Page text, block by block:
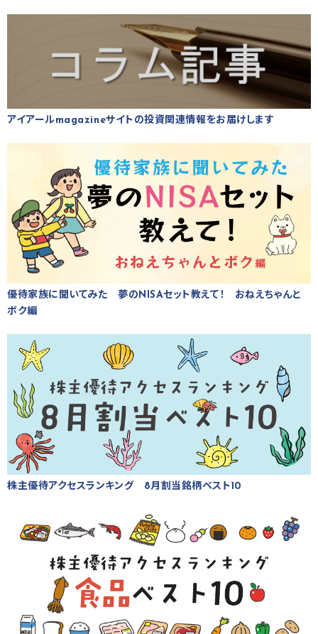
アイアールmagazineサイトの投資関連情報をお届けします
優待家族に聞いてみた 夢のNISAセット教えて！ おねえちゃんと
ボク編
株主優待アクセスランキング 8月割当銘柄ベスト10